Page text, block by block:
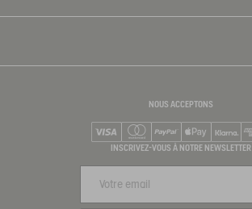
NOUS ACCEPTONS
Visa Mastercard
PayPalApple PayKlarna
INSCRIVEZ-VOUS À NOTRE NEWSLETTER